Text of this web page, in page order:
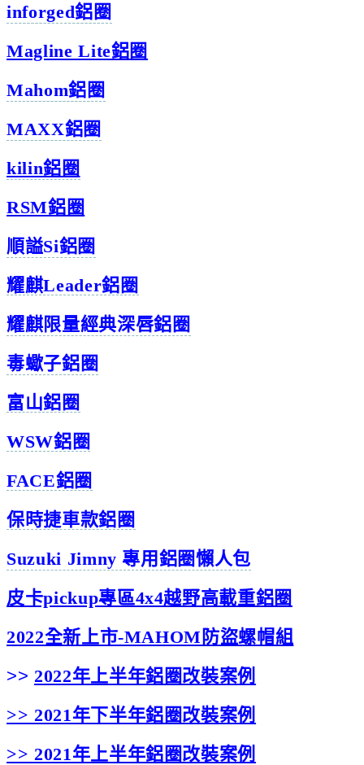
inforged鋁圈
Magline Lite鋁圈
Mahom鋁圈
MAXX鋁圈
kilin鋁圈
RSM鋁圈
順謚Si鋁圈
耀麒Leader鋁圈
耀麒限量經典深唇鋁圈
毒蠍子鋁圈
富山鋁圈
WSW鋁圈
FACE鋁圈
保時捷車款鋁圈
Suzuki Jimny 專用鋁圈懶人包
皮卡pickup專區4x4越野高載重鋁圈
2022全新上市-MAHOM防盜螺帽組
>> 2022年上半年鋁圈改裝案例
>> 2021年下半年鋁圈改裝案例
>> 2021年上半年鋁圈改裝案例